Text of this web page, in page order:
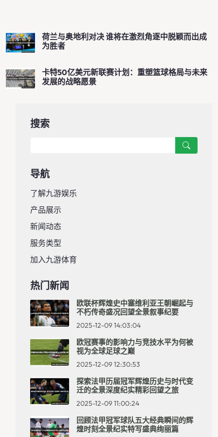
荷兰与奥地利对决 谁将在激烈角逐中脱颖而出成
为胜者
卡特50亿美元新联赛计划：重塑篮球格局与未来
发展的战略愿景
搜索
导航
了解九游娱乐
产品展示
新闻动态
服务类型
加入九游体育
热门新闻
欧联杯辉煌史中塞维利亚王朝崛起与
不朽传奇盛况回望全景叙事纪要
2025-12-09 14:03:04
欧冠赛事的影响力与竞技水平为何被
视为全球足球之巅
2025-12-09 12:30:53
探索法甲历届冠军辉煌历史与时代变
迁的全景深度纪实精彩回望之旅
2025-12-09 11:00:24
回顾法甲冠军球队五大经典瞬间的辉
煌时刻全景纪实特写盛典绚丽篇